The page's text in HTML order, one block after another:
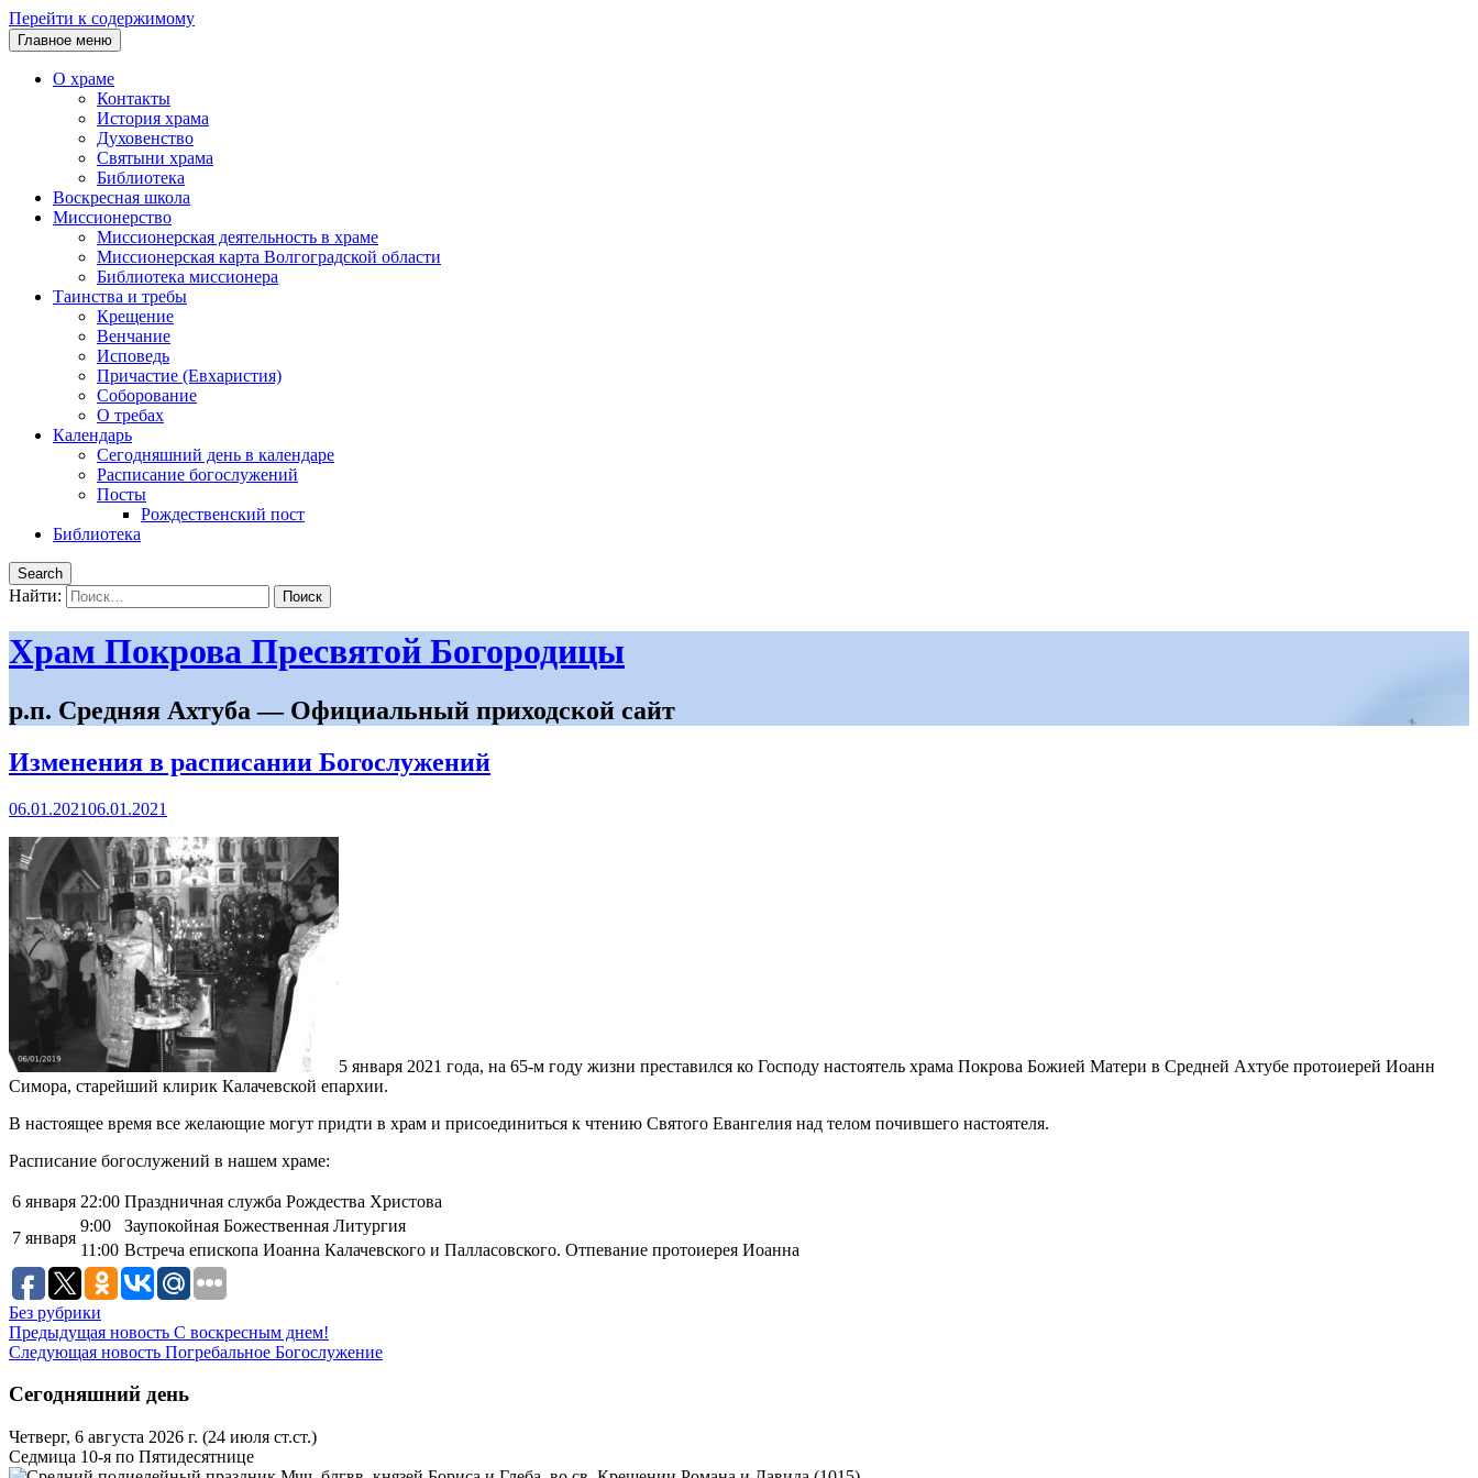
Перейти к содержимому
Главное меню
О храме
Контакты
История храма
Духовенство
Святыни храма
Библиотека
Воскресная школа
Миссионерство
Миссионерская деятельность в храме
Миссионерская карта Волгоградской области
Библиотека миссионера
Таинства и требы
Крещение
Венчание
Исповедь
Причастие (Евхаристия)
Соборование
О требах
Календарь
Сегодняшний день в календаре
Расписание богослужений
Посты
Рождественский пост
Библиотека
Search
Найти:
Храм Покрова Пресвятой Богородицы
р.п. Средняя Ахтуба — Официальный приходской сайт
Изменения в расписании Богослужений
06.01.202106.01.2021
5 января 2021 года, на 65-м году жизни преставился ко Господу настоятель храма Покрова Божией Матери в Средней Ахтубе протоиерей Иоанн
Симора, старейший клирик Калачевской епархии.
В настоящее время все желающие могут придти в храм и присоединиться к чтению Святого Евангелия над телом почившего настоятеля.
Расписание богослужений в нашем храме:
6 января 22:00 Праздничная служба Рождества Христова
7 января
9:00
Заупокойная Божественная Литургия
11:00 Встреча епископа Иоанна Калачевского и Палласовского. Отпевание протоиерея Иоанна
Без рубрики
Предыдущая новость С воскресным днем!
Следующая новость Погребальное Богослужение
Сегодняшний день
Четверг, 6 августа 2026 г. (24 июля ст.ст.)
Седмица 10-я по Пятидесятнице